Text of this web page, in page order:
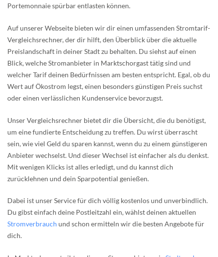
Portemonnaie spürbar entlasten können.
Auf unserer Webseite bieten wir dir einen umfassenden Stromtarif-
Vergleichsrechner, der dir hilft, den Überblick über die aktuelle
Preislandschaft in deiner Stadt zu behalten. Du siehst auf einen
Blick, welche Stromanbieter in Marktschorgast tätig sind und
welcher Tarif deinen Bedürfnissen am besten entspricht. Egal, ob du
Wert auf Ökostrom legst, einen besonders günstigen Preis suchst
oder einen verlässlichen Kundenservice bevorzugst.
Unser Vergleichsrechner bietet dir die Übersicht, die du benötigst,
um eine fundierte Entscheidung zu treffen. Du wirst überrascht
sein, wie viel Geld du sparen kannst, wenn du zu einem günstigeren
Anbieter wechselst. Und dieser Wechsel ist einfacher als du denkst.
Mit wenigen Klicks ist alles erledigt, und du kannst dich
zurücklehnen und dein Sparpotential genießen.
Dabei ist unser Service für dich völlig kostenlos und unverbindlich.
Du gibst einfach deine Postleitzahl ein, wählst deinen aktuellen
Stromverbrauch und schon ermitteln wir die besten Angebote für
dich.